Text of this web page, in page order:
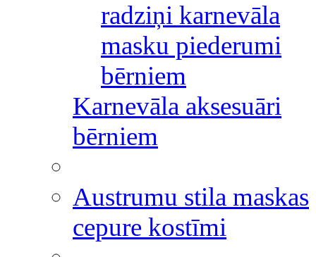
radziņi karnevāla
masku piederumi
bērniem
Karnevāla aksesuāri
bērniem
Austrumu stila maskas
cepure kostīmi